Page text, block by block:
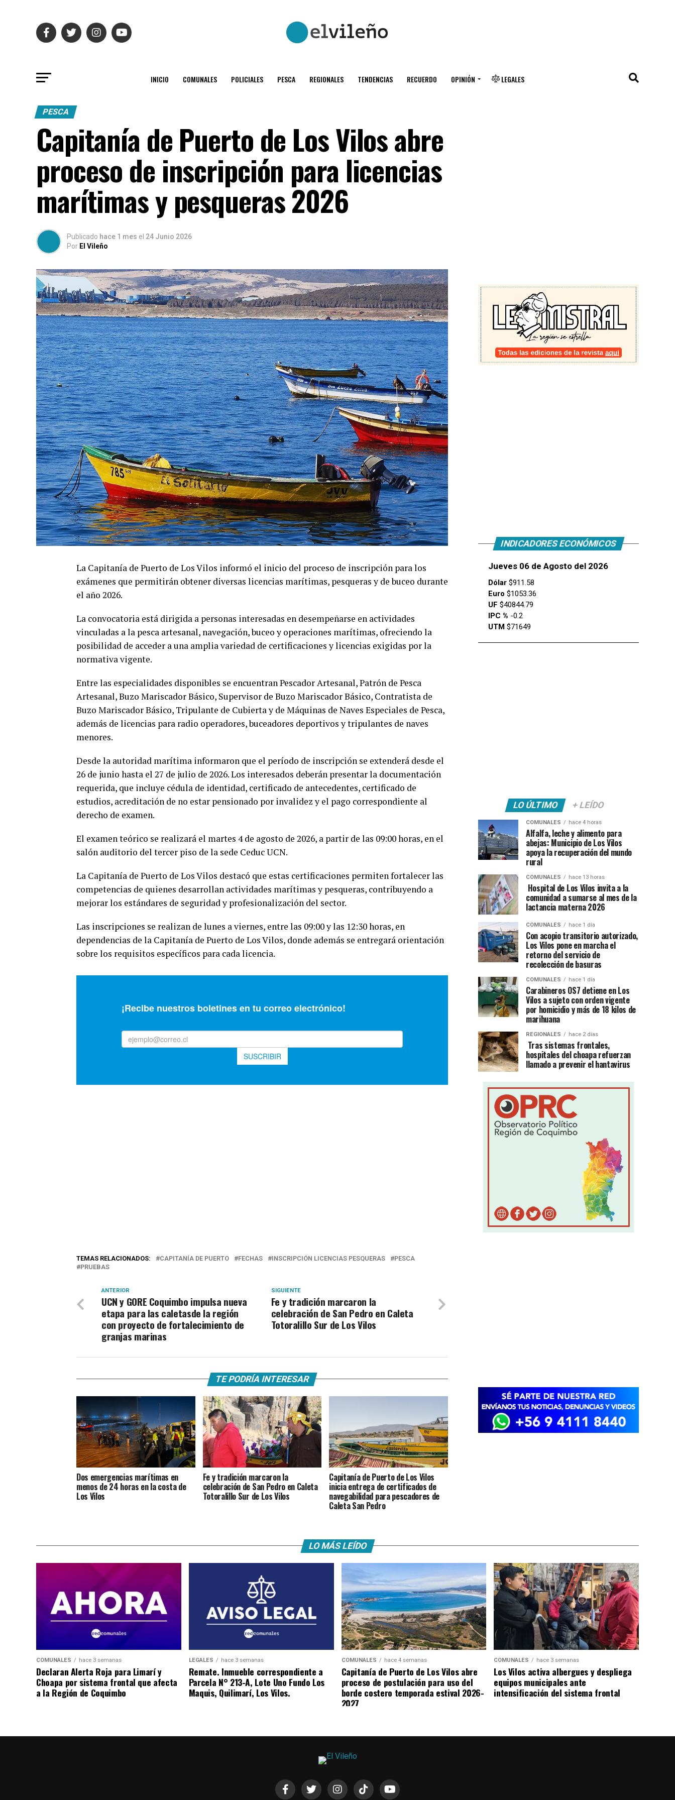
INICIO COMUNALES POLICIALES PESCA REGIONALES TENDENCIAS RECUERDO OPINIÓN LEGALES
PESCA
Capitanía de Puerto de Los Vilos abre
proceso de inscripción para licencias
marítimas y pesqueras 2026
Publicado hace 1 mes el 24 Junio 2026
Por El Vileño
La Capitanía de Puerto de Los Vilos informó el inicio del proceso de inscripción para los
exámenes que permitirán obtener diversas licencias marítimas, pesqueras y de buceo durante
el año 2026.
La convocatoria está dirigida a personas interesadas en desempeñarse en actividades
vinculadas a la pesca artesanal, navegación, buceo y operaciones marítimas, ofreciendo la
posibilidad de acceder a una amplia variedad de certificaciones y licencias exigidas por la
normativa vigente.
Entre las especialidades disponibles se encuentran Pescador Artesanal, Patrón de Pesca
Artesanal, Buzo Mariscador Básico, Supervisor de Buzo Mariscador Básico, Contratista de
Buzo Mariscador Básico, Tripulante de Cubierta y de Máquinas de Naves Especiales de Pesca,
además de licencias para radio operadores, buceadores deportivos y tripulantes de naves
menores.
Desde la autoridad marítima informaron que el período de inscripción se extenderá desde el
26 de junio hasta el 27 de julio de 2026. Los interesados deberán presentar la documentación
requerida, que incluye cédula de identidad, certificado de antecedentes, certificado de
estudios, acreditación de no estar pensionado por invalidez y el pago correspondiente al
derecho de examen.
El examen teórico se realizará el martes 4 de agosto de 2026, a partir de las 09:00 horas, en el
salón auditorio del tercer piso de la sede Ceduc UCN.
La Capitanía de Puerto de Los Vilos destacó que estas certificaciones permiten fortalecer las
competencias de quienes desarrollan actividades marítimas y pesqueras, contribuyendo a
mejorar los estándares de seguridad y profesionalización del sector.
Las inscripciones se realizan de lunes a viernes, entre las 09:00 y las 12:30 horas, en
dependencias de la Capitanía de Puerto de Los Vilos, donde además se entregará orientación
sobre los requisitos específicos para cada licencia.
TEMAS RELACIONADOS: CAPITANÍA DE PUERTO FECHAS INSCRIPCIÓN LICENCIAS PESQUERAS
PESCA
PRUEBAS
SIGUIENTE
Fe y tradición marcaron la
celebración de San Pedro en Caleta
Totoralillo Sur de Los Vilos
ANTERIOR
UCN y GORE Coquimbo impulsa nueva
etapa para las caletasde la región
con proyecto de fortalecimiento de
granjas marinas
TE PODRÍA INTERESAR
Dos emergencias marítimas en
menos de 24 horas en la costa de
Los Vilos
Fe y tradición marcaron la
celebración de San Pedro en Caleta
Totoralillo Sur de Los Vilos
Capitanía de Puerto de Los Vilos
inicia entrega de certificados de
navegabilidad para pescadores de
Caleta San Pedro
INDICADORES ECONÓMICOS
Jueves 06 de Agosto del 2026
Dólar $911.58
Euro $1053.36
UF $40844.79
IPC % -0.2
UTM $71649
LO ÚLTIMO + LEÍDO
COMUNALES hace 4 horas
Alfalfa, leche y alimento para
abejas: Municipio de Los Vilos
apoya la recuperación del mundo
rural
COMUNALES hace 13 horas
Hospital de Los Vilos invita a la
comunidad a sumarse al mes de la
lactancia materna 2026
COMUNALES hace 1 día
Con acopio transitorio autorizado,
Los Vilos pone en marcha el
retorno del servicio de
recolección de basuras
COMUNALES hace 1 día
Carabineros OS7 detiene en Los
Vilos a sujeto con orden vigente
por homicidio y más de 18 kilos de
marihuana
REGIONALES hace 2 días
Tras sistemas frontales,
hospitales del choapa refuerzan
llamado a prevenir el hantavirus
LO MÁS LEÍDO
COMUNALES hace 3 semanas
Declaran Alerta Roja para Limarí y
Choapa por sistema frontal que afecta
a la Región de Coquimbo
LEGALES hace 3 semanas
Remate. Inmueble correspondiente a
Parcela N° 213-A, Lote Uno Fundo Los
Maquis, Quilimarí, Los Vilos.
COMUNALES hace 4 semanas
Capitanía de Puerto de Los Vilos abre
proceso de postulación para uso del
borde costero temporada estival 2026-
2027
COMUNALES hace 3 semanas
Los Vilos activa albergues y despliega
equipos municipales ante
intensificación del sistema frontal